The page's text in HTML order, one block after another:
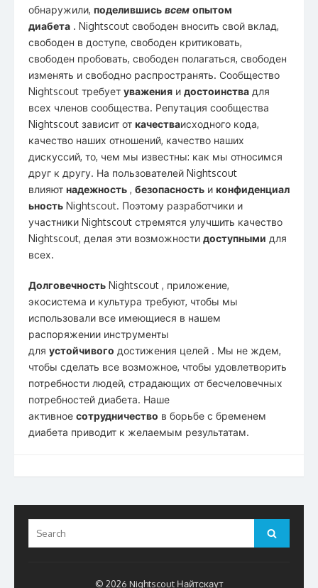
обнаружили, поделившись всем опытом
диабета . Nightscout свободен вносить свой вклад,
свободен в доступе, свободен критиковать,
свободен пробовать, свободен полагаться, свободен
изменять и свободно распространять. Сообщество
Nightscout требует уважения и достоинства для
всех членов сообщества. Репутация сообщества
Nightscout зависит от качестваисходного кода,
качество наших отношений, качество наших
дискуссий, то, чем мы известны: как мы относимся
друг к другу. На пользователей Nightscout
влияют надежность , безопасность и конфиденциал
ьность Nightscout. Поэтому разработчики и
участники Nightscout стремятся улучшить качество
Nightscout, делая эти возможности доступными для
всех.
Долговечность Nightscout , приложение,
экосистема и культура требуют, чтобы мы
использовали все имеющиеся в нашем
распоряжении инструменты
для устойчивого достижения целей . Мы не ждем,
чтобы сделать все возможное, чтобы удовлетворить
потребности людей, страдающих от бесчеловечных
потребностей диабета. Наше
активное сотрудничество в борьбе с бременем
диабета приводит к желаемым результатам.
for:
Search
© 2026 Nightscout Найтскаут